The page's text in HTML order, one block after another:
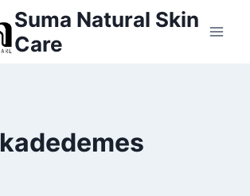
Suma Natural Skin
Care
kadedemes